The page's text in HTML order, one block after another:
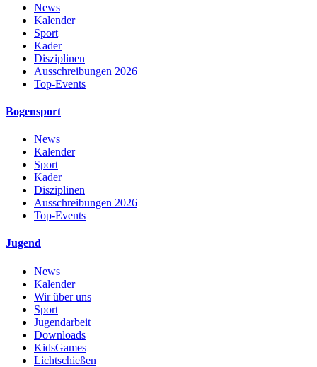
News
Kalender
Sport
Kader
Disziplinen
Ausschreibungen 2026
Top-Events
Bogensport
News
Kalender
Sport
Kader
Disziplinen
Ausschreibungen 2026
Top-Events
Jugend
News
Kalender
Wir über uns
Sport
Jugendarbeit
Downloads
KidsGames
Lichtschießen